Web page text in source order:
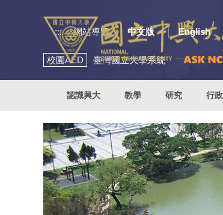
::: 網站導覽 中文版 English
校園AED 臺灣國立大學系統
認識興大 教學 研究 行政